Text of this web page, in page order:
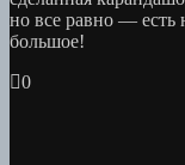
но все равно — есть
большое!
0